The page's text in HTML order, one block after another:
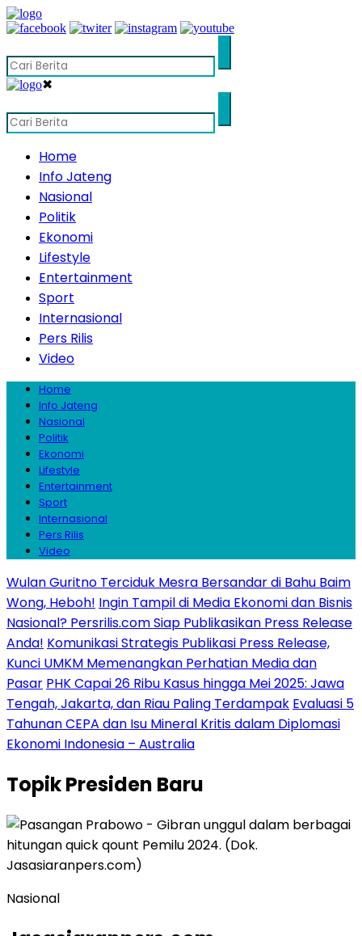
✖
Home
Info Jateng
Nasional
Politik
Ekonomi
Lifestyle
Entertainment
Sport
Internasional
Pers Rilis
Video
Home
Info Jateng
Nasional
Politik
Ekonomi
Lifestyle
Entertainment
Sport
Internasional
Pers Rilis
Video
Wulan Guritno Terciduk Mesra Bersandar di Bahu Baim
Wong, Heboh! Ingin Tampil di Media Ekonomi dan Bisnis
Nasional? Persrilis.com Siap Publikasikan Press Release
Anda! Komunikasi Strategis Publikasi Press Release,
Kunci UMKM Memenangkan Perhatian Media dan
Pasar PHK Capai 26 Ribu Kasus hingga Mei 2025: Jawa
Tengah, Jakarta, dan Riau Paling Terdampak Evaluasi 5
Tahunan CEPA dan Isu Mineral Kritis dalam Diplomasi
Ekonomi Indonesia – Australia
TopikPresiden Baru
Nasional